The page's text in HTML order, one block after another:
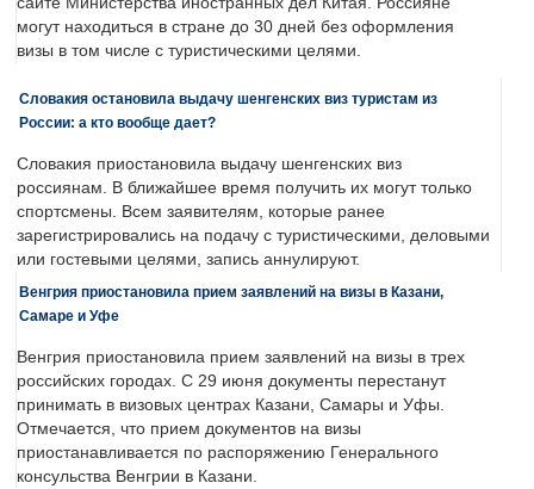
могут находиться в стране до 30 дней без оформления
визы в том числе с туристическими целями.
Словакия остановила выдачу шенгенских виз туристам из
России: а кто вообще дает?
Словакия приостановила выдачу шенгенских виз
россиянам. В ближайшее время получить их могут только
спортсмены. Всем заявителям, которые ранее
зарегистрировались на подачу с туристическими, деловыми
или гостевыми целями, запись аннулируют.
Венгрия приостановила прием заявлений на визы в Казани,
Самаре и Уфе
Венгрия приостановила прием заявлений на визы в трех
российских городах. С 29 июня документы перестанут
принимать в визовых центрах Казани, Самары и Уфы.
Отмечается, что прием документов на визы
приостанавливается по распоряжению Генерального
консульства Венгрии в Казани.